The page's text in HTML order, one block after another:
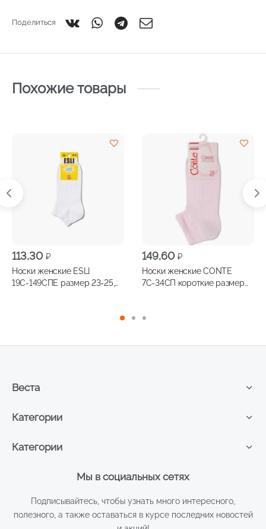
Поделиться
Похожие товары
113,30 ₽
Носки женские ESLI
19С-149СПЕ размер 23-25,
149,60 ₽
Носки женские CONTE
7С-34СП короткие размер
Мы в социальных сетях
Подписывайтесь, чтобы узнать много интересного,
полезного, а также оставаться в курсе последних новостей
Категории
Категории
Веста